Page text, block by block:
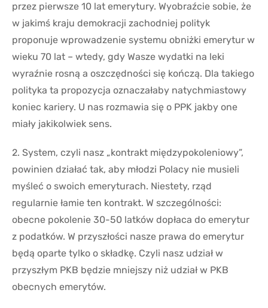
przez pierwsze 10 lat emerytury. Wyobraźcie sobie, że
w jakimś kraju demokracji zachodniej polityk
proponuje wprowadzenie systemu obniżki emerytur w
wieku 70 lat – wtedy, gdy Wasze wydatki na leki
wyraźnie rosną a oszczędności się kończą. Dla takiego
polityka ta propozycja oznaczałaby natychmiastowy
koniec kariery. U nas rozmawia się o PPK jakby one
miały jakikolwiek sens.
2. System, czyli nasz „kontrakt międzypokoleniowy”,
powinien działać tak, aby młodzi Polacy nie musieli
myśleć o swoich emeryturach. Niestety, rząd
regularnie łamie ten kontrakt. W szczególności:
obecne pokolenie 30-50 latków dopłaca do emerytur
z podatków. W przyszłości nasze prawa do emerytur
będą oparte tylko o składkę. Czyli nasz udział w
przyszłym PKB będzie mniejszy niż udział w PKB
obecnych emerytów.